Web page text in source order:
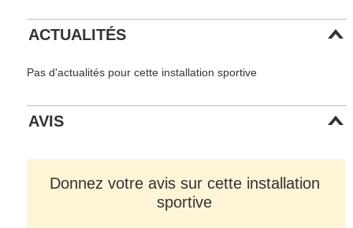
ACTUALITÉS
Pas d'actualités pour cette installation sportive
AVIS
Donnez votre avis sur cette installation
sportive